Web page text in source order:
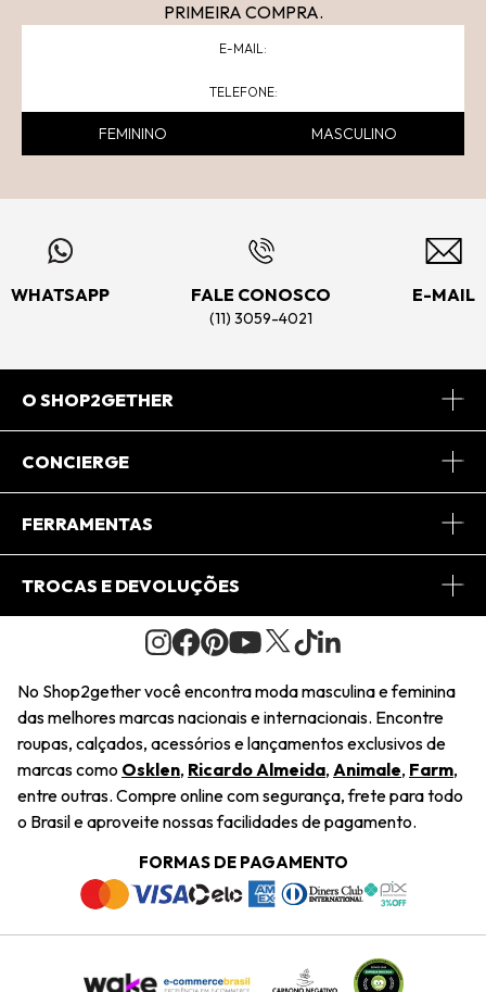
PRIMEIRA COMPRA.
FEMININO MASCULINO
WHATSAPP FALE CONOSCO
(11) 3059-4021
E-MAIL
O SHOP2GETHER
Sobre Nós
Journal
Saiu na Mídia
Sustentabilidade
Navegando
Termos e Condições
Trabalhe Conosco
CONCIERGE
Central de Relacionamento
Regulamento e Promoções
FERRAMENTAS
Minha Conta
Pedido de Presente
Wishlist
TROCAS E DEVOLUÇÕES
Condições Gerais
Troca Fácil
Restituição de Pagamento
Dúvidas Frequentes
Termos e Condições
Política de Privacidade
No Shop2gether você encontra moda masculina e feminina
das melhores marcas nacionais e internacionais. Encontre
roupas, calçados, acessórios e lançamentos exclusivos de
marcas como Osklen, Ricardo Almeida, Animale, Farm,
entre outras. Compre online com segurança, frete para todo
o Brasil e aproveite nossas facilidades de pagamento.
FORMAS DE PAGAMENTO